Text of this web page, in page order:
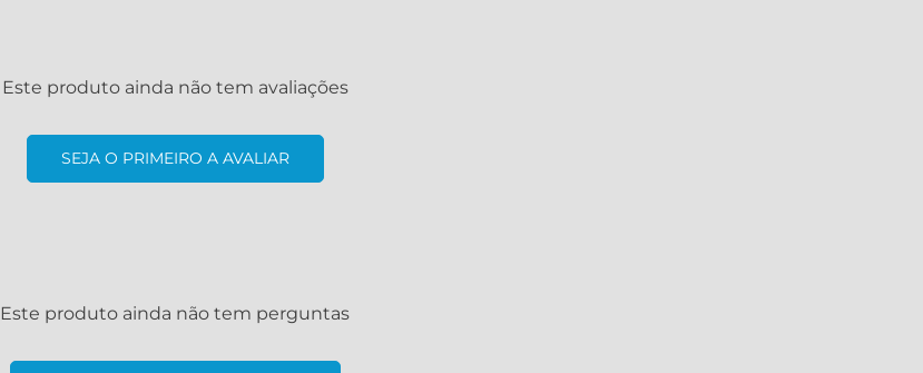
Este produto ainda não tem avaliações
SEJA O PRIMEIRO A AVALIAR
Este produto ainda não tem perguntas